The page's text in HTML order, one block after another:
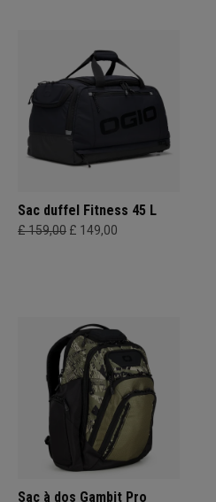
Sac duffel Fitness 45 L
£ 159,00 £ 149,00
Sac à dos Gambit Pro